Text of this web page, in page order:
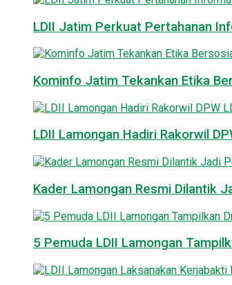
LDII Jatim Perkuat Pertahanan
Kominfo Jatim Tekankan Etika
LDII Lamongan Hadiri Rakorwil
Kader Lamongan Resmi Dilantik
5 Pemuda LDII Lamongan